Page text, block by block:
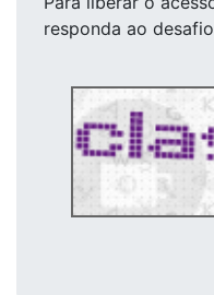
responda ao